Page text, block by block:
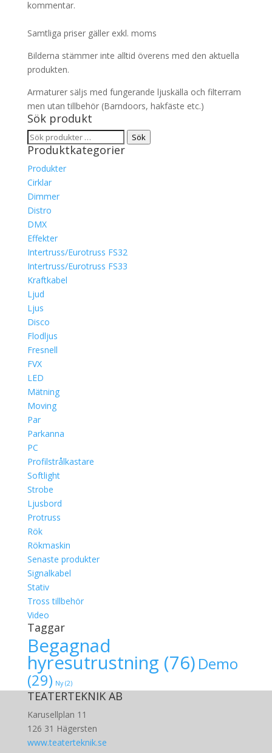
kommentar.
Samtliga priser gäller exkl. moms
Bilderna stämmer inte alltid överens med den aktuella
produkten.
Armaturer säljs med fungerande ljuskälla och filterram
men utan tillbehör (Barndoors, hakfäste etc.)
Sök produkt
Sök
efter:
Sök
Produktkategorier
Produkter
Cirklar
Dimmer
Distro
DMX
Effekter
Intertruss/Eurotruss FS32
Intertruss/Eurotruss FS33
Kraftkabel
Ljud
Ljus
Disco
Flodljus
Fresnell
FVX
LED
Mätning
Moving
Par
Parkanna
PC
Profilstrålkastare
Softlight
Strobe
Ljusbord
Protruss
Rök
Rökmaskin
Senaste produkter
Signalkabel
Stativ
Tross tillbehör
Video
Taggar
Begagnad
hyresutrustning (76) Demo
(29) Ny(2)
TEATERTEKNIK AB
Karusellplan 11
126 31 Hägersten
www.teaterteknik.se